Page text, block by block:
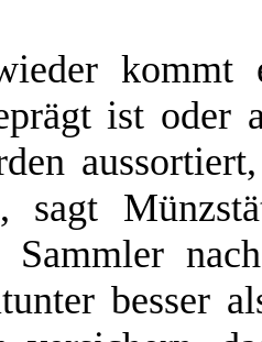
kommt
ist oder
sagt
Sammler
besser